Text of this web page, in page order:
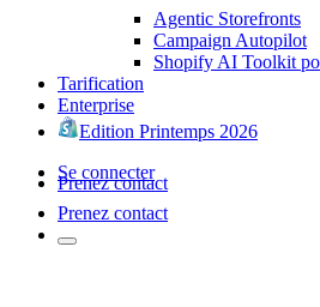
Agentic Storefronts
Campaign Autopilot
Shopify AI Toolkit
Tarification
Enterprise
Edition Printemps 2026
Se connecter
Prenez contact
Prenez contact